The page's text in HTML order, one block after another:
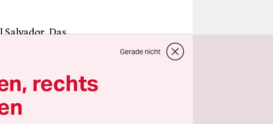
Das
Nationen, in
ob freiwillig oder
Totschlag
unmenschlichen
Gerade nicht
rechts